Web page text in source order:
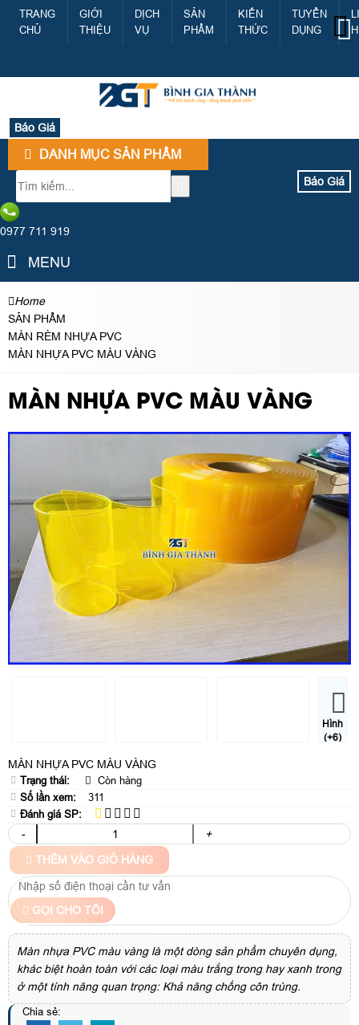
TRANG
CHỦ
GIỚI
THIỆU
DỊCH
VỤ
SẢN
PHẨM
KIẾN
THỨC
TUYỂN
DỤNG
Báo Giá
DANH MỤC SẢN PHẨM
Báo Giá
0977 711 919
MENU
Home
SẢN PHẨM
MÀN RÈM NHỰA PVC
MÀN NHỰA PVC MÀU VÀNG
MÀN NHỰA PVC MÀU VÀNG
Hình
(+6)
MÀN NHỰA PVC MÀU VÀNG
Trạng thái:
Còn hàng
Số lần xem:
311
Đánh giá SP:
-
+
THÊM VÀO GIỎ HÀNG
GỌI CHO TÔI
Màn nhựa PVC màu vàng là một dòng sản phẩm chuyên dụng,
khác biệt hoàn toàn với các loại màu trắng trong hay xanh trong
ở một tính năng quan trọng: Khả năng chống côn trùng.
Chia sẻ: